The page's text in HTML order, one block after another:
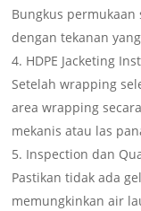
Bungkus
dengan tekanan
HDPE Jacketing
Setelah wrapping
area wrapping
mekanis atau las
Inspection dan
Pastikan tidak ada
memungkinkan air